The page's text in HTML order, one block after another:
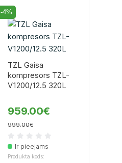
-4%
TZL Gaisa
kompresors TZL-
V1200/12.5 320L
959.00€
999.00€
Ir pieejams
Produkta kods: